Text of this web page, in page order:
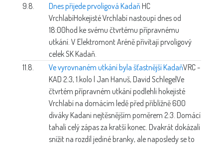
9.8.
Dnes přijede prvoligová Kadaň HC
VrchlabíHokejisté Vrchlabí nastoupí dnes od
18:00hod ke svému čtvrtému přípravnému
utkání. V Elektromont Aréně přivítají prvoligový
celek SK Kadaň.
11.8.
Ve vyrovnaném utkání byla šťastnější KadaňVRC -
KAD 2:3, 1.kolo | Jan Hanuš, David SchlegelVe
čtvrtém přípravném utkání podlehli hokejisté
Vrchlabí na domácím ledě před přibližně 600
diváky Kadani nejtěsnějším poměrem 2:3. Domácí
tahali celý zápas za kratší konec. Dvakrát dokázali
snížit na rozdíl jediné branky, ale naposledy se to